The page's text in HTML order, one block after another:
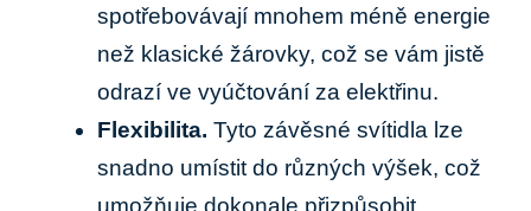
spotřebovávají mnohem méně energie
než ​klasické⁤ žárovky, což se vám jistě‌
odrazí ve vyúčtování za ‍elektřinu.
Flexibilita. Tyto závěsné svítidla lze
snadno ⁣umístit do‌ různých výšek, což
‍umožňuje dokonale přizpůsobit